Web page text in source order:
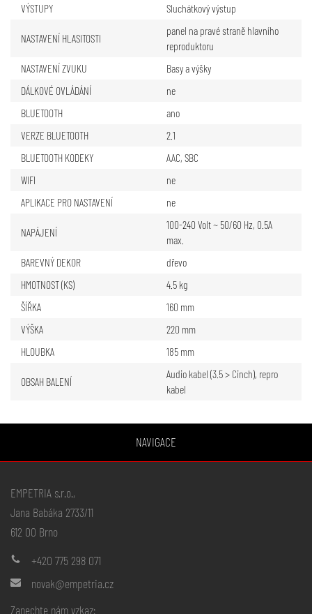
VÝSTUPY
Sluchátkový výstup
NASTAVENÍ HLASITOSTI
panel na pravé straně hlavního
reproduktoru
NASTAVENÍ ZVUKU
Basy a výšky
DÁLKOVÉ OVLÁDÁNÍ
ne
BLUETOOTH
ano
VERZE BLUETOOTH
2.1
BLUETOOTH KODEKY
AAC, SBC
WIFI
ne
APLIKACE PRO NASTAVENÍ
ne
NAPÁJENÍ
100-240 Volt ~ 50/60 Hz, 0.5A
max.
BAREVNÝ DEKOR
dřevo
HMOTNOST (KS)
4.5 kg
ŠÍŘKA
160 mm
VÝŠKA
220 mm
HLOUBKA
185 mm
OBSAH BALENÍ
Audio kabel (3.5 > Cinch), repro
kabel
NAVIGACE
EMPETRIA s.r.o.,
Jana Babáka 2733/11
612 00 Brno
+420 775 298 071
novak@empetria.cz
Zanechte nám vzkaz: